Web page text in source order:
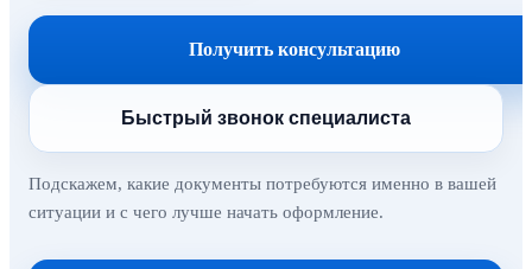
Получить консультацию
Быстрый звонок специалиста
Подскажем, какие документы потребуются именно в вашей
ситуации и с чего лучше начать оформление.